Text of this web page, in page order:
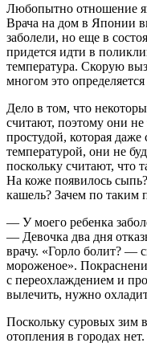
Любопытно отношение
Врача на дом в Японии
заболели, но еще в
придется идти в
температура. Скорую
многом это
Дело в том, что
считают, поэтому они
простудой, которая
температурой, они не
поскольку считают, что
На коже появилось
кашель? Зачем по таким
— У моего ребенка
— Девочка два дня
врачу. «Горло болит? —
мороженое».
с переохлаждением и
вылечить, нужно
Поскольку суровых зим
отопления в городах